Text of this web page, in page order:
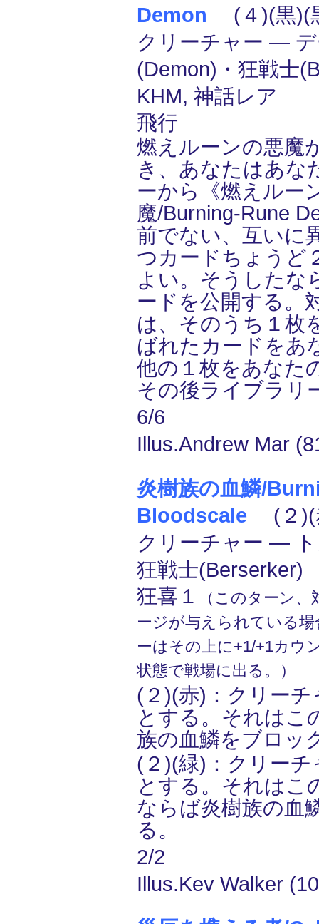
Demon (４)(黒)(
クリーチャー ―
(Demon)・狂戦
KHM, 神話レア
飛行
燃えルーンの悪魔
き、あなたはあな
ーから《燃えルー
魔/Burning-Rune
前でない、互いに
つカードちょうど
よい。そうしたな
ードを公開する。
は、そのうち１枚
ばれたカードをあ
他の１枚をあなた
その後ライブラリ
6/6
Illus.Andrew Mar
炎樹族の血鱗/
Bloodscale (２)(
クリーチャー ―
狂戦士(Berserker)
狂喜１
（このターン
ージが与えられている
ーはその上に+1/+1カウ
状態で戦場に出る。）
(２)(赤)：クリー
とする。それはこ
族の血鱗をブロッ
(２)(緑)：クリー
とする。それはこ
ならば炎樹族の血
る。
2/2
Illus.Kev Walker